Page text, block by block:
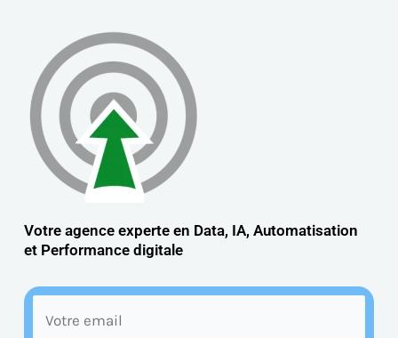
Votre agence experte en Data, IA, Automatisation
et Performance digitale